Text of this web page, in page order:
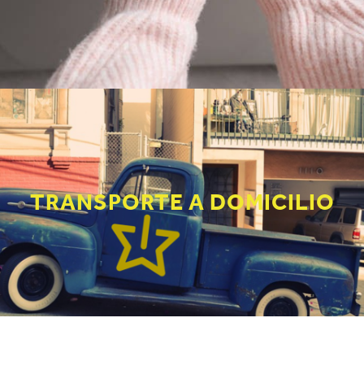
TRANSPORTE A DOMICILIO